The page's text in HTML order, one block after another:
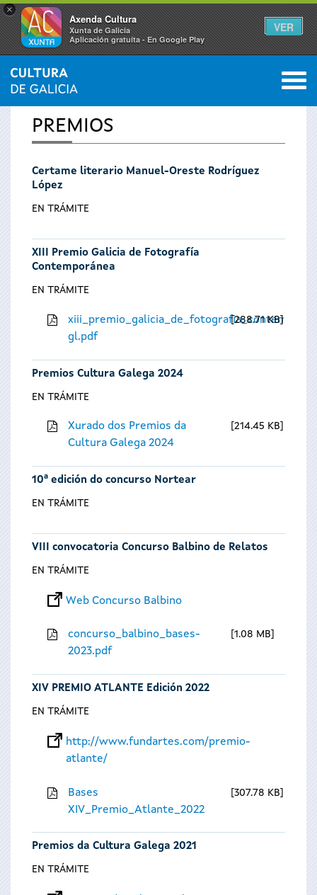
×
Axenda Cultura
Xunta de Galicia
Aplicación gratuíta - En Google Play
VER
Vostede
está
aquí
INICIO 0
PREMIOS
Certame literario Manuel-Oreste Rodríguez
López
EN TRÁMITE
XIII Premio Galicia de Fotografía
Contemporánea
EN TRÁMITE
gl.pdf
288.71 KB
Premios Cultura Galega 2024
EN TRÁMITE
Xurado dos Premios da
Cultura Galega 2024
214.45 KB
10ª edición do concurso Nortear
EN TRÁMITE
VIII convocatoria Concurso Balbino de Relatos
EN TRÁMITE
Web Concurso Balbino
concurso_balbino_bases-
2023.pdf
1.08 MB
XIV PREMIO ATLANTE Edición 2022
EN TRÁMITE
http://www.fundartes.com/premio-
atlante/
Bases
XIV_Premio_Atlante_2022
307.78 KB
Premios da Cultura Galega 2021
EN TRÁMITE